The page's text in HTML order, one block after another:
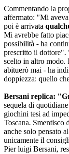
Commentando la
affermato: "Mi
poi è arrivata
Mi avrebbe fatto
possibilità - ha
prescritto il dottore".
scelto in altro modo.
abituerò mai - ha
doppiezza: quello
Bersani replica:
sequela di
giochini tesi ad
Toscana. Smentisco
anche solo pensato
unicamente il
Pier luigi Bersani,